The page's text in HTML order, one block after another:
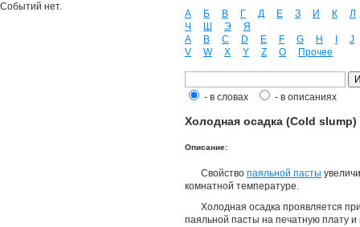
Событий нет.
А Б В Г Д Е З И К
Л
Ч
Ш Э
Я
A
B C D E F G H
J
V
W X Y Z О Прочее
- в словах - в описаниях
Холодная осадка (Cold slump)
Описание:
Свойство паяльной пасты
комнатной температуре.
Холодная осадка проявляется
паяльной пасты на печатную плату и